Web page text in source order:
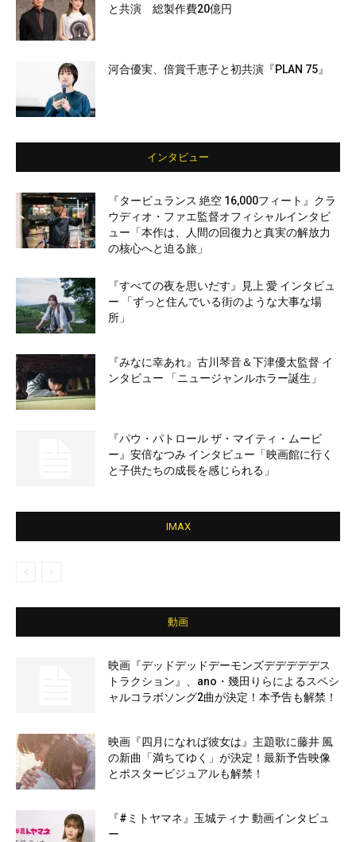
と共演 総製作費20億円
河合優実、倍賞千恵子と初共演『PLAN 75』
インタビュー
『タービュランス 絶空 16,000フィート』クラ
ウディオ・ファエ監督オフィシャルインタビ
ュー「本作は、人間の回復力と真実の解放力
の核心へと迫る旅」
『すべての夜を思いだす』見上 愛 インタビュ
ー 「ずっと住んでいる街のような大事な場
所」
『みなに幸あれ』古川琴音＆下津優太監督 イ
ンタビュー 「ニュージャンルホラー誕生」
『パウ・パトロール ザ・マイティ・ムービ
ー』安倍なつみ インタビュー「映画館に行く
と子供たちの成長を感じられる」
IMAX
動画
映画『デッドデッドデーモンズデデデデデス
トラクション』、ano・幾田りらによるスペシ
ャルコラボソング2曲が決定！本予告も解禁！
映画『四月になれば彼女は』主題歌に藤井 風
の新曲「満ちてゆく」が決定！最新予告映像
とポスタービジュアルも解禁！
『#ミトヤマネ』玉城ティナ 動画インタビュ
ー